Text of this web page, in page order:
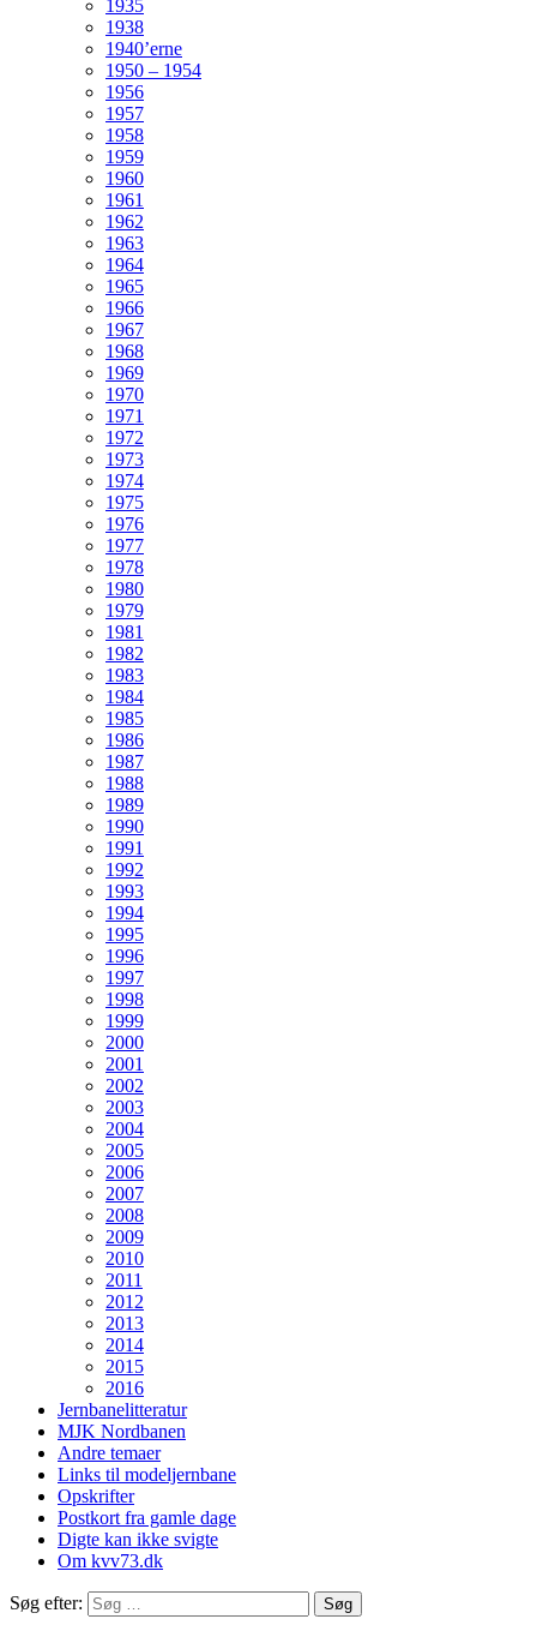
1935
1938
1940’erne
1950 – 1954
1956
1957
1958
1959
1960
1961
1962
1963
1964
1965
1966
1967
1968
1969
1970
1971
1972
1973
1974
1975
1976
1977
1978
1980
1979
1981
1982
1983
1984
1985
1986
1987
1988
1989
1990
1991
1992
1993
1994
1995
1996
1997
1998
1999
2000
2001
2002
2003
2004
2005
2006
2007
2008
2009
2010
2011
2012
2013
2014
2015
2016
Jernbanelitteratur
MJK Nordbanen
Andre temaer
Links til modeljernbane
Opskrifter
Postkort fra gamle dage
Digte kan ikke svigte
Om kvv73.dk
Søg efter: